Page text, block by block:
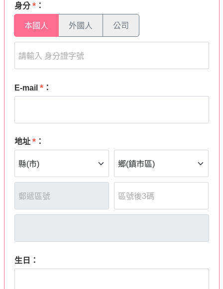
身分*：
本國人 外國人 公司
E-mail *：
地址 *：
生日：